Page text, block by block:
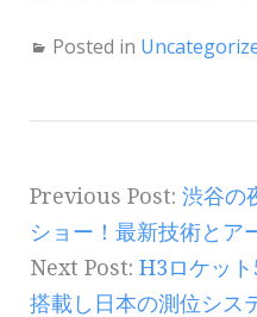
Posted in
Previous Post: 渋谷の
ショー！最新技術とア
Next Post: H3ロケッ
搭載し日本の測位シス